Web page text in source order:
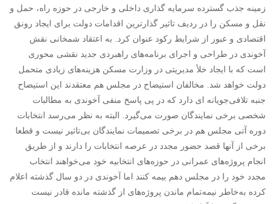
زمینه جذب گسترده سرمایه گذاری داخلی و خارجی در حوزه راه، حمل و
نقل و مسکن را در ردیف تاثیر گذارترین اقدامات دولت برای ایجاد رونق
اقتصادی و عبور از شرایط رکود عنوان کرد. به اعتقاد شمخانی نقش
آخوندی در طراحی و اجرای برنامه‌های راهبردی جدید نقشی محوری
است که با ایجاد خلأ مدیریتی در وزارت مسکن هزینه‌های زیادی متحمل
دولت خواهد شد. مخالفان استیضاح در مجلس هم معتقدند این استیضاح
جنبه تلافی‌جویانه ای دارد که در پی پاسخ منفی آخوندی به مطالبات
شخصی برخی نمایندگان صورت می‌گیرد. البته به نظر می‌رسد انتخابات
دوره آتی مجلس هم در برخی تصمیمات نمایندگان بی‌تاثیر نیست و قطعا
برخی از آنها قصد حضور مجدد در عرصه انتخابات را دارند و از طریق
انجام پروژه‌های عمرانی در حوزه‌های انتخابیه خود می‌خواهند انتخاب
مجدد خود را در مجلس دهم بیمه کنند اما آخوندی در دو سال گذشته اعلام
کرده به‌خاطر نیمه‌تمام ماندن پروژه‌های از گذشته مانده قادر نیست